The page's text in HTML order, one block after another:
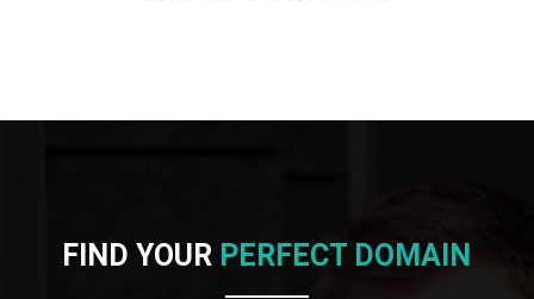
FIND YOUR PERFECT DOMAIN